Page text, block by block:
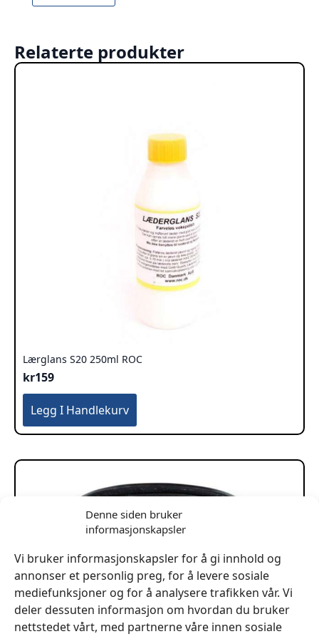
Denne siden bruker
informasjonskapsler
Vi bruker informasjonskapsler for å gi innhold og
annonser et personlig preg, for å levere sosiale
mediefunksjoner og for å analysere trafikken vår. Vi
deler dessuten informasjon om hvordan du bruker
nettstedet vårt, med partnerne våre innen sosiale
Relaterte produkter
Lærglans S20 250ml ROC
kr159
Legg I Handlekurv